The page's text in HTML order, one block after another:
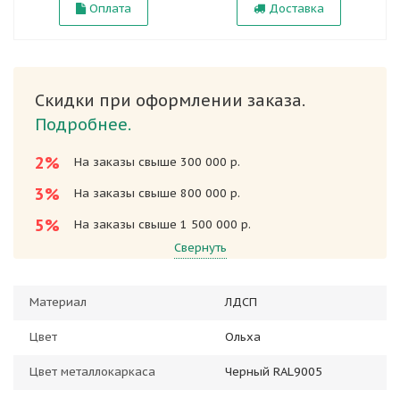
Оплата Доставка
Скидки при оформлении заказа.
Подробнее.
2%
На заказы свыше 300 000 р.
3% На заказы свыше 800 000 р.
5%
На заказы свыше 1 500 000 р.
Свернуть
Материал ЛДСП
Цвет Ольха
Цвет металлокаркаса Черный RAL9005